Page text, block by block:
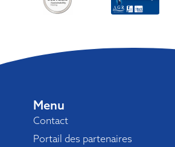
Menu
Contact
Portail des partenaires